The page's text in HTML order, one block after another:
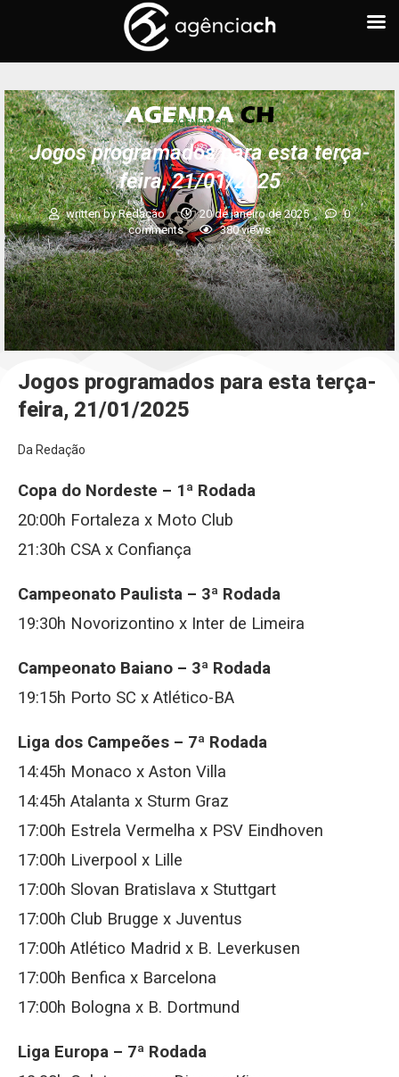
AGENDA CH
Jogos programados para esta terça-
feira, 21/01/2025
written byRedação 20 de janeiro de 2025
0
comments
380views
Jogos programados para esta terça-
feira, 21/01/2025
Da Redação
Copa do Nordeste – 1ª Rodada
20:00h Fortaleza x Moto Club
21:30h CSA x Confiança
Campeonato Paulista – 3ª Rodada
19:30h Novorizontino x Inter de Limeira
Campeonato Baiano – 3ª Rodada
19:15h Porto SC x Atlético-BA
Liga dos Campeões – 7ª Rodada
14:45h Monaco x Aston Villa
14:45h Atalanta x Sturm Graz
17:00h Estrela Vermelha x PSV Eindhoven
17:00h Liverpool x Lille
17:00h Slovan Bratislava x Stuttgart
17:00h Club Brugge x Juventus
17:00h Atlético Madrid x B. Leverkusen
17:00h Benfica x Barcelona
17:00h Bologna x B. Dortmund
Liga Europa – 7ª Rodada